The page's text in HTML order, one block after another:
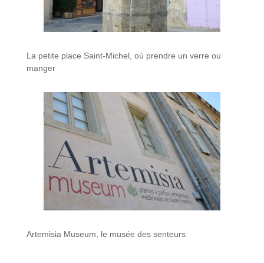
La petite place Saint-Michel, où prendre un verre ou
manger
Artemisia Museum, le musée des senteurs